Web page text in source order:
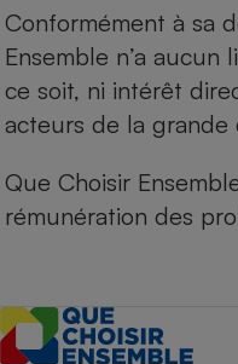
Conformément à sa
Ensemble n’a
ce soit, ni intérêt
acteurs de la grande
Que Choisir
rémunération des